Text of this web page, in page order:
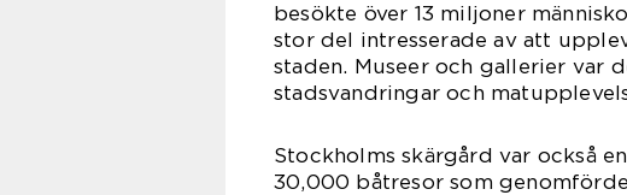
besökte över 13 miljoner
stor del intresserade av att
staden. Museer och gallerier var
stadsvandringar och
Stockholms skärgård var också
30,000 båtresor som